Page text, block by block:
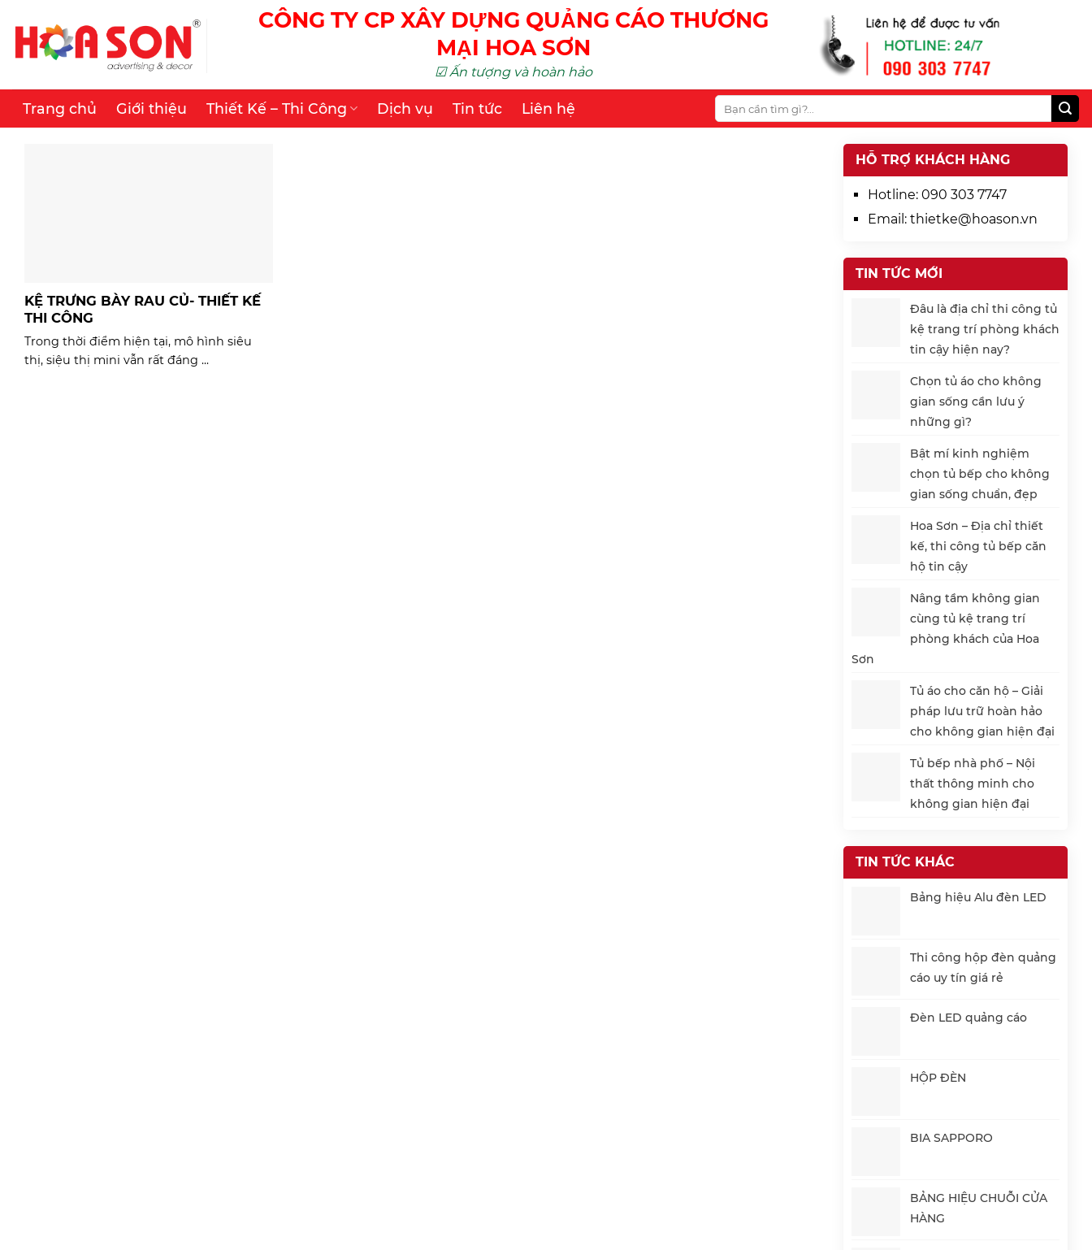
content
CÔNG TY CP XÂY DỰNG QUẢNG CÁO THƯƠNG
MẠI HOA SƠN
☑ Ấn tượng và hoàn hảo
Trang chủ Giới thiệu Thiết Kế – Thi Công Dịch vụ Tin tức Liên hệ
KỆ TRƯNG BÀY RAU CỦ- THIẾT KẾ
THI CÔNG
Trong thời điểm hiện tại, mô hình siêu
thị, siệu thị mini vẫn rất đáng ...
HỖ TRỢ KHÁCH HÀNG
Hotline: 090 303 7747
Email: thietke@hoason.vn
TIN TỨC MỚI
Đâu là địa chỉ thi công tủ
kệ trang trí phòng khách
tin cậy hiện nay?
Chọn tủ áo cho không
gian sống cần lưu ý
những gì?
Bật mí kinh nghiệm
chọn tủ bếp cho không
gian sống chuẩn, đẹp
Hoa Sơn – Địa chỉ thiết
kế, thi công tủ bếp căn
hộ tin cậy
Nâng tầm không gian
cùng tủ kệ trang trí
phòng khách của Hoa
Sơn
Tủ áo cho căn hộ – Giải
pháp lưu trữ hoàn hảo
cho không gian hiện đại
Tủ bếp nhà phố – Nội
thất thông minh cho
không gian hiện đại
TIN TỨC KHÁC
Bảng hiệu Alu đèn LED
Thi công hộp đèn quảng
cáo uy tín giá rẻ
Đèn LED quảng cáo
HỘP ĐÈN
BIA SAPPORO
BẢNG HIỆU CHUỖI CỬA
HÀNG